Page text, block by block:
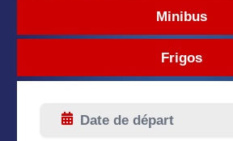
Minibus
Frigos